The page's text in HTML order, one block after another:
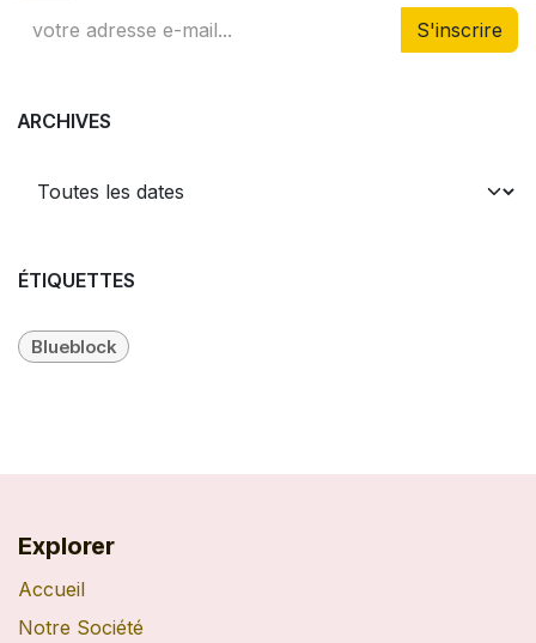
S'inscrire
ARCHIVES
ÉTIQUETTES
Blueblock
Explorer
Accueil
Notre Société